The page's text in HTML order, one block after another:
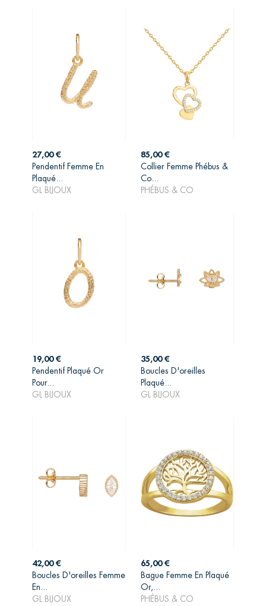
Prix
27,00 €
Pendentif Femme En
Plaqué...
GL BIJOUX
AJOUTER AU
Prix
85,00 €
Collier Femme Phébus &
Co...
PHÉBUS & CO
AJOUTER AU
Prix
19,00 €
Pendentif Plaqué Or
Pour...
GL BIJOUX
AJOUTER AU
Prix
35,00 €
Boucles D'oreilles
Plaqué...
GL BIJOUX
AJOUTER AU
Prix
42,00 €
Boucles D'oreilles Femme
En...
GL BIJOUX
AJOUTER AU
Prix
65,00 €
Bague Femme En Plaqué
Or,...
PHÉBUS & CO
AJOUTER AU